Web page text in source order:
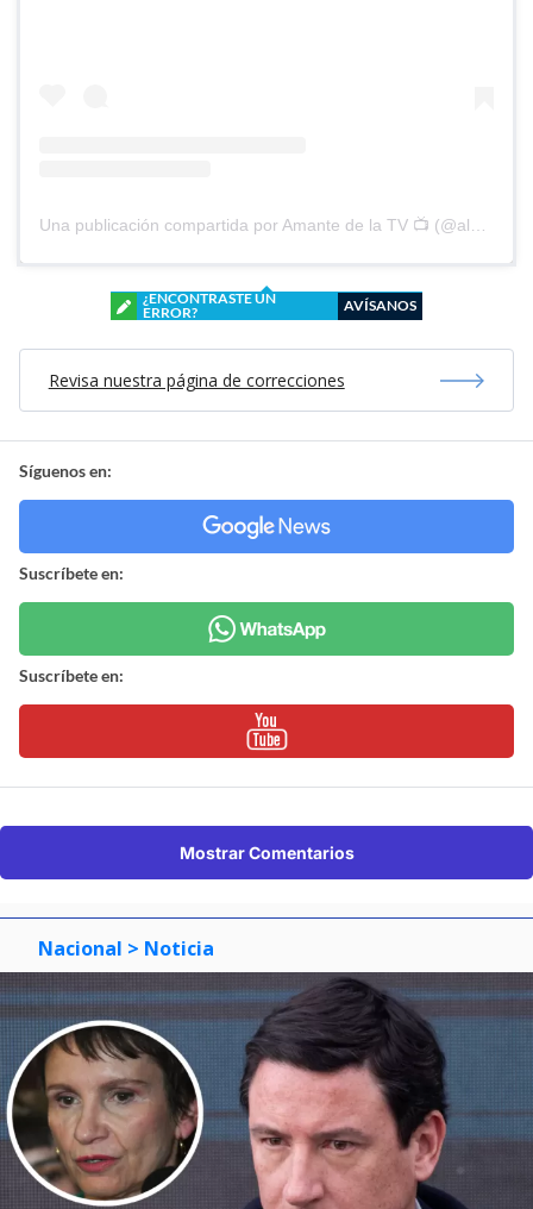
Una publicación compartida por Amante de la TV 📺 (@alguien_te_observa)
¿ENCONTRASTE UN
ERROR?
AVÍSANOS
Revisa nuestra página de correcciones
Síguenos en:
Suscríbete en:
Suscríbete en:
Mostrar Comentarios
Nacional > Noticia